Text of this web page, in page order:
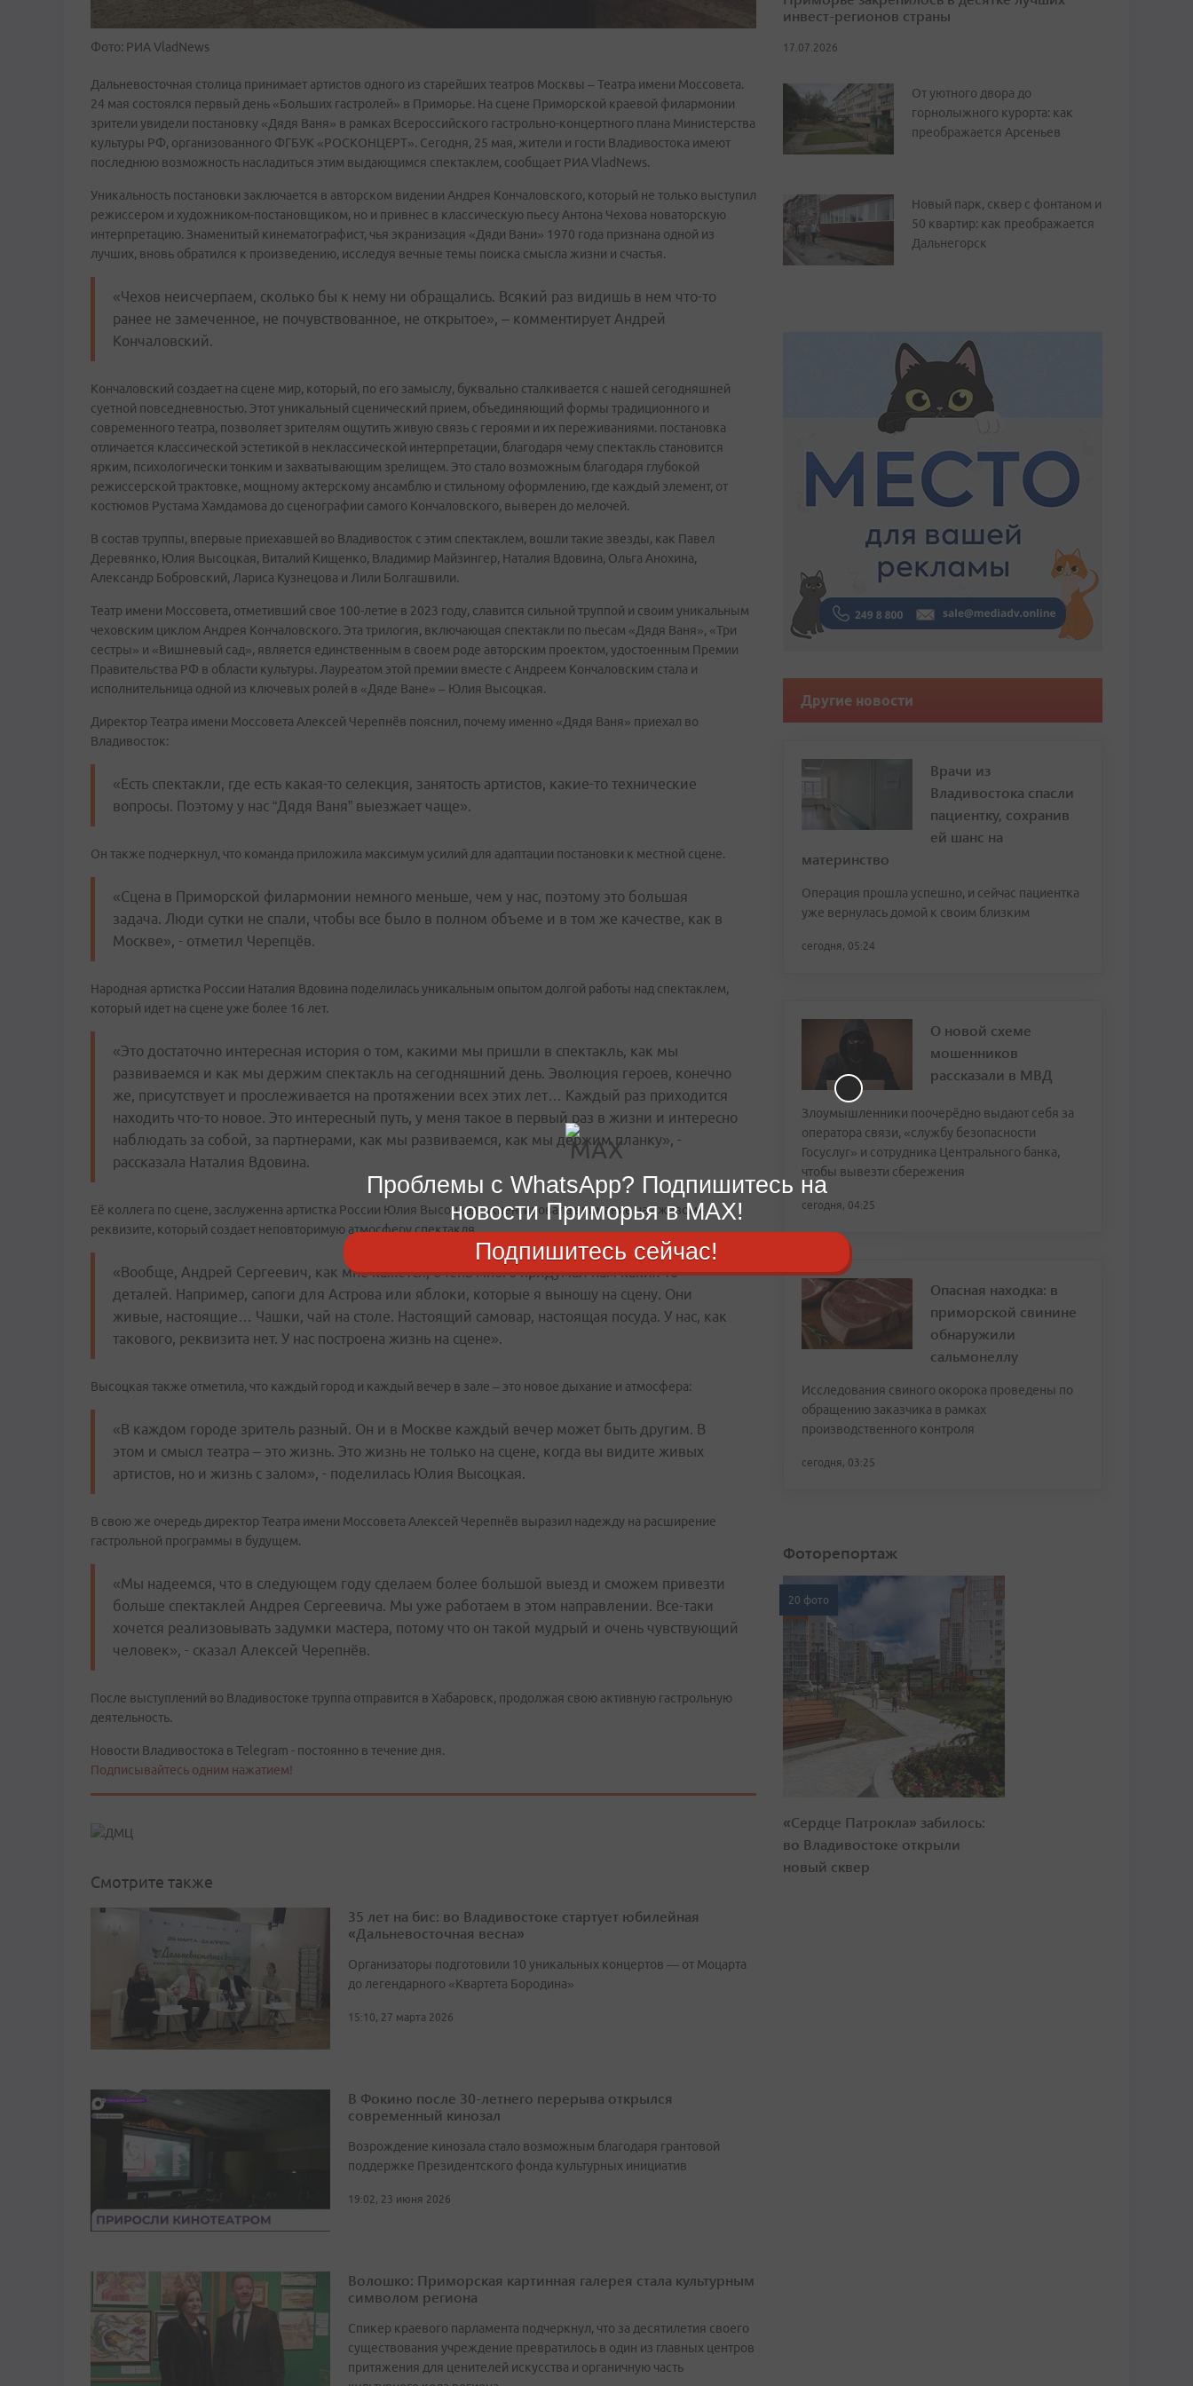
Фото: РИА VladNews
Дальневосточная столица принимает артистов одного из старейших театров Москвы – Театра имени Моссовета.
24 мая состоялся первый день «Больших гастролей» в Приморье. На сцене Приморской краевой филармонии
зрители увидели постановку «Дядя Ваня» в рамках Всероссийского гастрольно-концертного плана Министерства
культуры РФ, организованного ФГБУК «РОСКОНЦЕРТ». Сегодня, 25 мая, жители и гости Владивостока имеют
последнюю возможность насладиться этим выдающимся спектаклем, сообщает РИА VladNews.
Уникальность постановки заключается в авторском видении Андрея Кончаловского, который не только выступил
режиссером и художником-постановщиком, но и привнес в классическую пьесу Антона Чехова новаторскую
интерпретацию. Знаменитый кинематографист, чья экранизация «Дяди Вани» 1970 года признана одной из
лучших, вновь обратился к произведению, исследуя вечные темы поиска смысла жизни и счастья.
«Чехов неисчерпаем, сколько бы к нему ни обращались. Всякий раз видишь в нем что-то
ранее не замеченное, не почувствованное, не открытое», – комментирует Андрей
Кончаловский.
Кончаловский создает на сцене мир, который, по его замыслу, буквально сталкивается с нашей сегодняшней
суетной повседневностью. Этот уникальный сценический прием, объединяющий формы традиционного и
современного театра, позволяет зрителям ощутить живую связь с героями и их переживаниями. постановка
отличается классической эстетикой в неклассической интерпретации, благодаря чему спектакль становится
ярким, психологически тонким и захватывающим зрелищем. Это стало возможным благодаря глубокой
режиссерской трактовке, мощному актерскому ансамблю и стильному оформлению, где каждый элемент, от
костюмов Рустама Хамдамова до сценографии самого Кончаловского, выверен до мелочей.
В состав труппы, впервые приехавшей во Владивосток с этим спектаклем, вошли такие звезды, как Павел
Деревянко, Юлия Высоцкая, Виталий Кищенко, Владимир Майзингер, Наталия Вдовина, Ольга Анохина,
Александр Бобровский, Лариса Кузнецова и Лили Болгашвили.
Театр имени Моссовета, отметивший свое 100-летие в 2023 году, славится сильной труппой и своим уникальным
чеховским циклом Андрея Кончаловского. Эта трилогия, включающая спектакли по пьесам «Дядя Ваня», «Три
сестры» и «Вишневый сад», является единственным в своем роде авторским проектом, удостоенным Премии
Правительства РФ в области культуры. Лауреатом этой премии вместе с Андреем Кончаловским стала и
исполнительница одной из ключевых ролей в «Дяде Ване» – Юлия Высоцкая.
Директор Театра имени Моссовета Алексей Черепнёв пояснил, почему именно «Дядя Ваня» приехал во
Владивосток:
«Есть спектакли, где есть какая-то селекция, занятость артистов, какие-то технические
вопросы. Поэтому у нас “Дядя Ваня” выезжает чаще».
Он также подчеркнул, что команда приложила максимум усилий для адаптации постановки к местной сцене.
«Сцена в Приморской филармонии немного меньше, чем у нас, поэтому это большая
задача. Люди сутки не спали, чтобы все было в полном объеме и в том же качестве, как в
Москве», - отметил Черепцёв.
Народная артистка России Наталия Вдовина поделилась уникальным опытом долгой работы над спектаклем,
который идет на сцене уже более 16 лет.
«Это достаточно интересная история о том, какими мы пришли в спектакль, как мы
развиваемся и как мы держим спектакль на сегодняшний день. Эволюция героев, конечно
же, присутствует и прослеживается на протяжении всех этих лет… Каждый раз приходится
находить что-то новое. Это интересный путь, у меня такое в первый раз в жизни и интересно
наблюдать за собой, за партнерами, как мы развиваемся, как мы держим планку», -
рассказала Наталия Вдовина.
Её коллега по сцене, заслуженна артистка России Юлия Высоцкая, акцентировала внимание на «живом»
реквизите, который создает неповторимую атмосферу спектакля.
«Вообще, Андрей Сергеевич, как мне кажется, очень много придумал нам каких-то
деталей. Например, сапоги для Астрова или яблоки, которые я выношу на сцену. Они
живые, настоящие… Чашки, чай на столе. Настоящий самовар, настоящая посуда. У нас, как
такового, реквизита нет. У нас построена жизнь на сцене».
Высоцкая также отметила, что каждый город и каждый вечер в зале – это новое дыхание и атмосфера:
«В каждом городе зритель разный. Он и в Москве каждый вечер может быть другим. В
этом и смысл театра – это жизнь. Это жизнь не только на сцене, когда вы видите живых
артистов, но и жизнь с залом», - поделилась Юлия Высоцкая.
В свою же очередь директор Театра имени Моссовета Алексей Черепнёв выразил надежду на расширение
гастрольной программы в будущем.
«Мы надеемся, что в следующем году сделаем более большой выезд и сможем привезти
больше спектаклей Андрея Сергеевича. Мы уже работаем в этом направлении. Все-таки
хочется реализовывать задумки мастера, потому что он такой мудрый и очень чувствующий
человек», - сказал Алексей Черепнёв.
После выступлений во Владивостоке труппа отправится в Хабаровск, продолжая свою активную гастрольную
деятельность.
Новости Владивостока в Telegram - постоянно в течение дня.
Подписывайтесь одним нажатием!
Смотрите также
35 лет на бис: во Владивостоке стартует юбилейная
«Дальневосточная весна»
Организаторы подготовили 10 уникальных концертов — от Моцарта
до легендарного «Квартета Бородина»
15:10, 27 марта 2026
В Фокино после 30-летнего перерыва открылся
современный кинозал
Возрождение кинозала стало возможным благодаря грантовой
поддержке Президентского фонда культурных инициатив
19:02, 23 июня 2026
Волошко: Приморская картинная галерея стала культурным
символом региона
Спикер краевого парламента подчеркнул, что за десятилетия своего
существования учреждение превратилось в один из главных центров
притяжения для ценителей искусства и органичную часть
инвест-регионов страны
17.07.2026
От уютного двора до
горнолыжного курорта: как
преображается Арсеньев
Новый парк, сквер с фонтаном и
50 квартир: как преображается
Дальнегорск
Другие новости
Врачи из
Владивостока спасли
пациентку, сохранив
ей шанс на
материнство
Операция прошла успешно, и сейчас пациентка
уже вернулась домой к своим близким
сегодня, 05:24
О новой схеме
мошенников
рассказали в МВД
Злоумышленники поочерёдно выдают себя за
оператора связи, «службу безопасности
Госуслуг» и сотрудника Центрального банка,
чтобы вывезти сбережения
сегодня, 04:25
Опасная находка: в
приморской свинине
обнаружили
сальмонеллу
Исследования свиного окорока проведены по
обращению заказчика в рамках
производственного контроля
сегодня, 03:25
Фоторепортаж
20 фото
«Сердце Патрокла» забилось:
во Владивостоке открыли
новый сквер
Проблемы с WhatsApp? Подпишитесь на
новости Приморья в MAX!
Подпишитесь сейчас!